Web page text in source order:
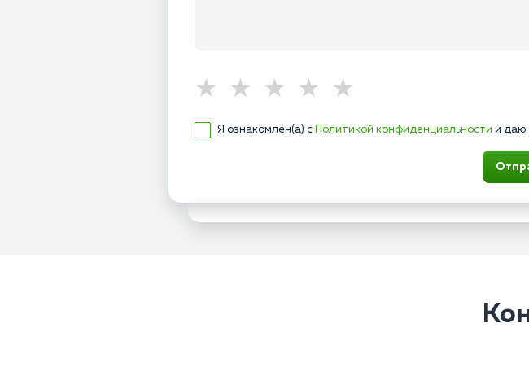
Я ознакомлен(а) с Политикой конфиденциальности и даю